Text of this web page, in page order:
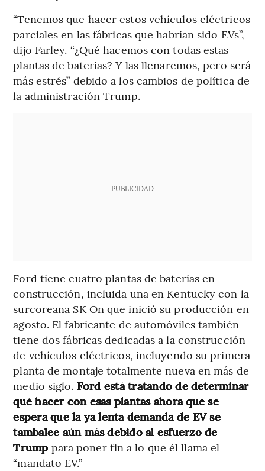
“Tenemos que hacer estos vehículos eléctricos
parciales en las fábricas que habrían sido EVs”,
dijo Farley. “¿Qué hacemos con todas estas
plantas de baterías? Y las llenaremos, pero será
más estrés” debido a los cambios de política de
la administración Trump.
PUBLICIDAD
Ford tiene cuatro plantas de baterías en
construcción, incluida una en Kentucky con la
surcoreana SK On que inició su producción en
agosto. El fabricante de automóviles también
tiene dos fábricas dedicadas a la construcción
de vehículos eléctricos, incluyendo su primera
planta de montaje totalmente nueva en más de
medio siglo. Ford está tratando de determinar
qué hacer con esas plantas ahora que se
espera que la ya lenta demanda de EV se
tambalee aún más debido al esfuerzo de
Trump para poner fin a lo que él llama el
“mandato EV.”